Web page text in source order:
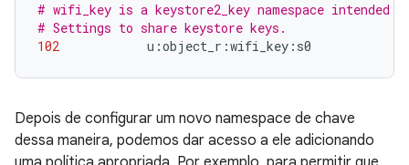
# wifi_key is a keystore2_key namespace intended
# Settings to share keystore keys.
102 u :object_r :wifi_key : s0
Depois de configurar um novo namespace de chave
dessa maneira, podemos dar acesso a ele adicionando